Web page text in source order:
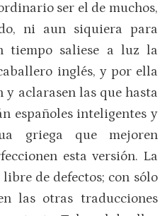
ser el de muchos,
ni aun siquiera para
tiempo saliese a luz la
inglés, y por ella
y aclarasen las que hasta
españoles inteligentes y
griega que mejoren
esta versión. La
de defectos; con sólo
las otras traducciones